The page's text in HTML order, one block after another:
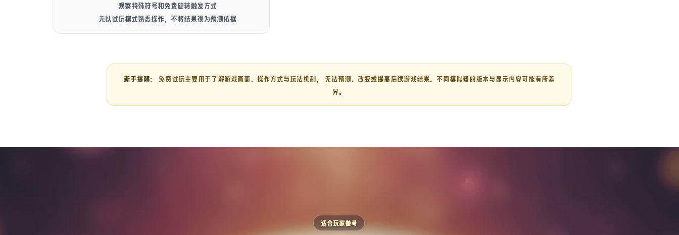
观察特殊符号和免费旋转触发方式
先以试玩模式熟悉操作，不将结果视为预测依据
新手提醒：
免费试玩主要用于了解游戏画面、操作方式与玩法机制， 无法预测、改变或提高后续游戏结果。不同模拟器的版本与显示内容可能有所差
异。
适合玩家参考